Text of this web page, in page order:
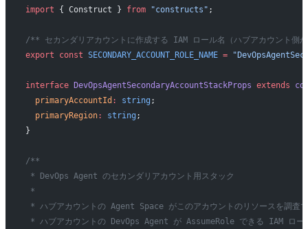
import { Construct } from "constructs" ;
/** セカンダリアカウントに作成する IAM ロール名（ハブアカウント側
export const SECONDARY_ACCOUNT_ROLE_NAME =
interface DevOpsAgentSecondaryAccountStackProps extends
  primaryAccountId
: string ;
  primaryRegion
: string ;
}
/**
* DevOps Agent のセカンダリアカウント用スタック
*
* ハブアカウントの Agent Space がこのアカウントのリソースを調査
* ハブアカウントの DevOps Agent が AssumeRole できる IAM ロー